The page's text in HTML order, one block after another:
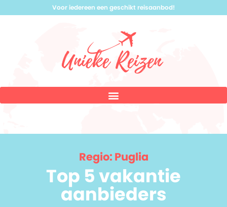
Voor iedereen een geschikt reisaanbod!
Regio: Puglia
Top 5 vakantie
aanbieders